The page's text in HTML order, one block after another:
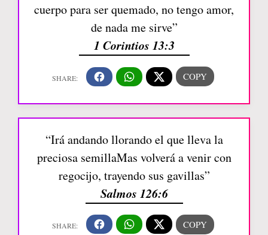
cuerpo para ser quemado, no tengo amor,
de nada me sirve”
1 Corintios 13:3
“Irá andando llorando el que lleva la
preciosa semillaMas volverá a venir con
regocijo, trayendo sus gavillas”
Salmos 126:6